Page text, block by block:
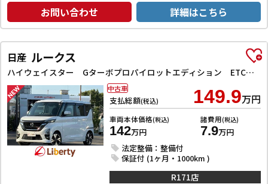
お問い合わせ 詳細はこちら
日産 ルークス
ハイウェイスター Gターボプロパイロットエディション ETC 全周囲カメラ 両側電動スライドドア ナビ TV クリアランスソナー オートクルーズコントロール オートライト スマートキー アイドリングストップ 電動格納ミラー CVT Bluetooth
支払総額(税込) 149.9万円
車両本体価格(税込)
142万円
諸費用(税込)
7.9万円
法定整備：整備付
保証付 (1ヶ月・1000km )
中古車
R171店